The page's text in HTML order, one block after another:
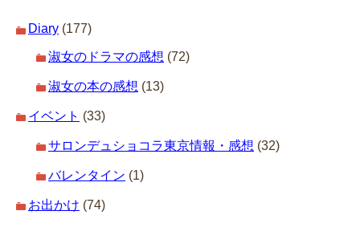
Diary (177)
淑女のドラマの感想 (72)
淑女の本の感想 (13)
イベント (33)
サロンデュショコラ東京情報・感想 (32)
バレンタイン (1)
お出かけ (74)